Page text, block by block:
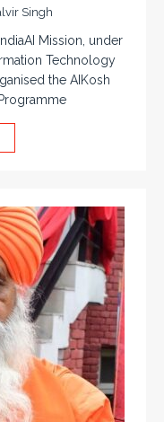
Singh
Mission, under
Technology
the AIKosh